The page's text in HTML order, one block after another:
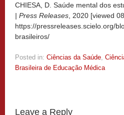
CHIESA, D. Saúde mental dos
| Press Releases , 2020 [viewed
https://pressreleases.scielo.org/
brasileiros/
Posted in: Ciências da Saúde
Brasileira de Educação Médica
Leave a Reply